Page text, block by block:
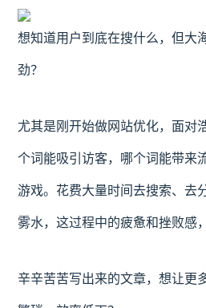
想知道用户到底在搜什么，但大
劲？
尤其是刚开始做网站优化，面对
个词能吸引访客，哪个词能带来
游戏。花费大量时间去搜索、去
雾水，这过程中的疲惫和挫败感
辛辛苦苦写出来的文章，想让更